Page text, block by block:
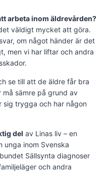
arbeta inom äldrevården?
väldigt mycket att göra.
om något händer är det
men vi har liftar och andra
se till att de äldre får bra
sämre på grund av
sig trygga och har någon
del av Linas liv – en
unga inom Svenska
Sällsynta diagnoser
och andra